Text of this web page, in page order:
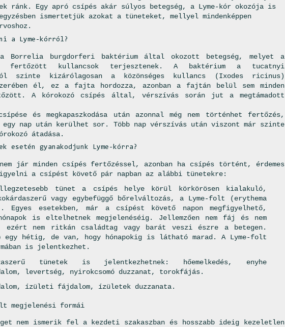
ránk. Egy apró csípés akár súlyos betegség, a Lyme-kór okozója is
ismertetjük azokat a tüneteket, mellyel mindenképpen
a Lyme-kórról?
a Borrelia burgdorferi baktérium által okozott betegség, melyet a
fertőzött kullancsok terjesztenek. A baktérium a tucatnyi
szinte kizárólagosan a közönséges kullancs (Ixodes ricinus)
él, ez a fajta hordozza, azonban a fajtán belül sem minden
A kórokozó csípés által, vérszívás során jut a megtámadott
és megkapaszkodása után azonnal még nem történhet fertőzés,
egy nap után kerülhet sor. Több nap vérszívás után viszont már szinte
átadása.
esetén gyanakodjunk Lyme-kórra?
nem jár minden csípés fertőzéssel, azonban ha csípés történt, érdemes
a csípést követő pár napban az alábbi tünetekre:
tünet a csípés helye körül körkörösen kialakuló,
vagy egybefüggő bőrelváltozás, a Lyme-folt (erythema
Egyes esetekben, már a csípést követő napon megfigyelhető,
is eltelhetnek megjelenéséig. Jellemzően nem fáj és nem
ezért nem ritkán családtag vagy barát veszi észre a betegen.
egy hétig, de van, hogy hónapokig is látható marad. A Lyme-folt
is jelentkezhet.
tünetek is jelentkezhetnek: hőemelkedés, enyhe
levertség, nyirokcsomó duzzanat, torokfájás.
ízületi fájdalom, ízületek duzzanata.
megjelenési formái
nem ismerik fel a kezdeti szakaszban és hosszabb ideig kezeletlen